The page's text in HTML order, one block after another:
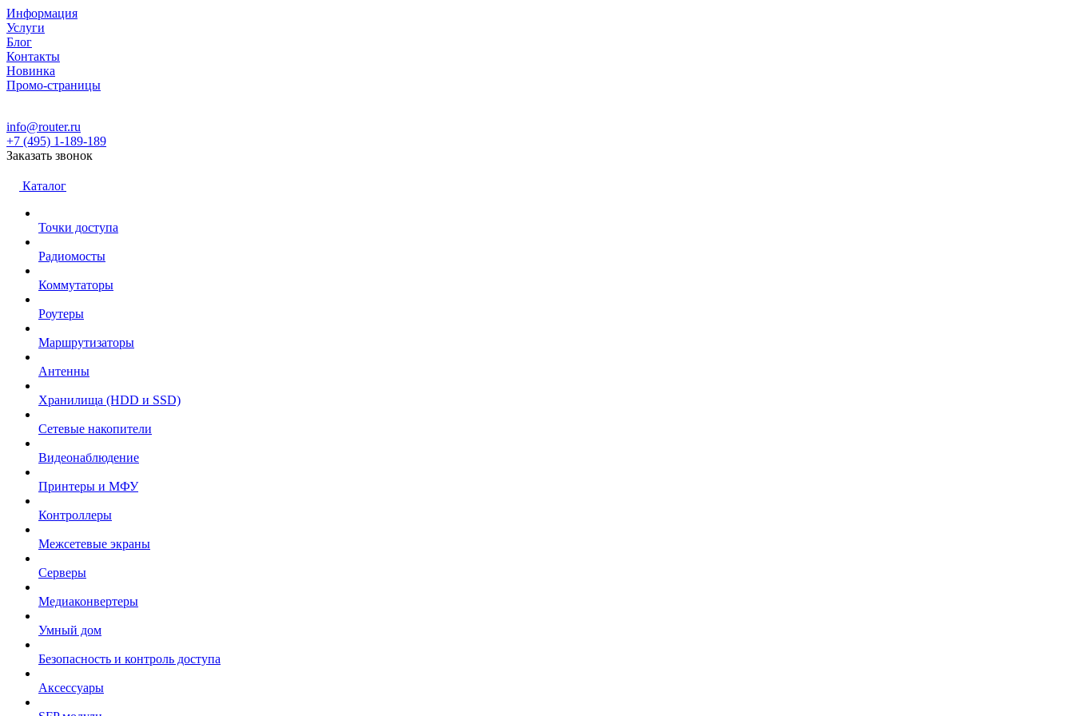
Информация
Услуги
Блог
Контакты
Новинка
Промо-страницы
info@router.ru
+7 (495) 1-189-189
Заказать звонок
Каталог
Точки доступа
Радиомосты
Коммутаторы
Роутеры
Маршрутизаторы
Антенны
Хранилища (HDD и SSD)
Сетевые накопители
Видеонаблюдение
Принтеры и МФУ
Контроллеры
Межсетевые экраны
Серверы
Медиаконвертеры
Умный дом
Безопасность и контроль доступа
Аксессуары